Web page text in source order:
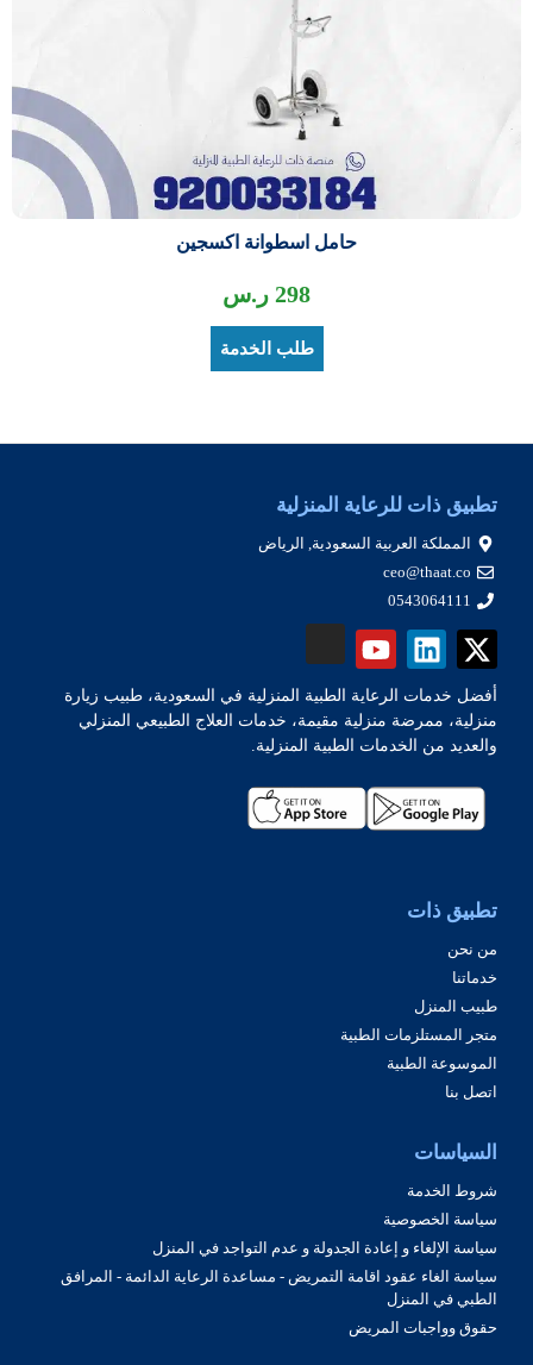
حامل اسطوانة اكسجين
298 ر.س
طلب الخدمة
تطبيق ذات للرعاية المنزلية
المملكة العربية السعودية, الرياض
ceo@thaat.co
0543064111
أفضل خدمات الرعاية الطبية المنزلية في السعودية، طبيب زيارة
منزلية، ممرضة منزلية مقيمة، خدمات العلاج الطبيعي المنزلي
والعديد من الخدمات الطبية المنزلية.
تطبيق ذات
من نحن
خدماتنا
طبيب المنزل
متجر المستلزمات الطبية
الموسوعة الطبية
اتصل بنا
السياسات
شروط الخدمة
سياسة الخصوصية
سياسة الإلغاء و إعادة الجدولة و عدم التواجد في المنزل
سياسة الغاء عقود اقامة التمريض - مساعدة الرعاية الدائمة - المرافق
الطبي في المنزل
حقوق وواجبات المريض